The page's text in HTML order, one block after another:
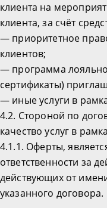
клиента на
клиента, за счёт
— приоритетное
клиентов;
— программа
сертификаты)
— иные услуги в
4.2. Стороной по
качество услуг в
4.1.1. Оферты,
ответственности за
действующих от
указанного договора.